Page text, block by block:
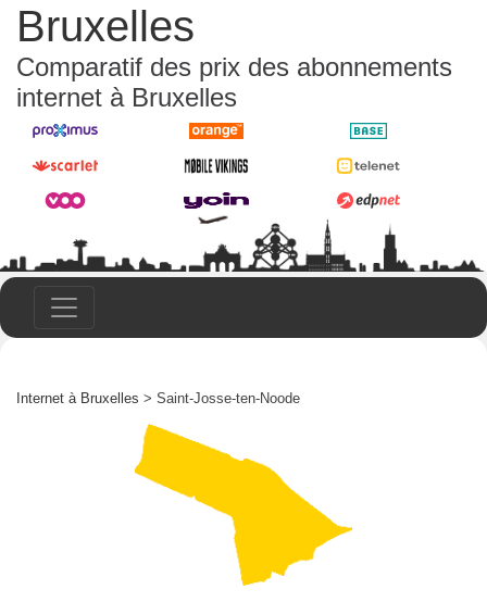
Bruxelles
Comparatif des prix des abonnements
internet à Bruxelles
Internet à Bruxelles > Saint-Josse-ten-Noode